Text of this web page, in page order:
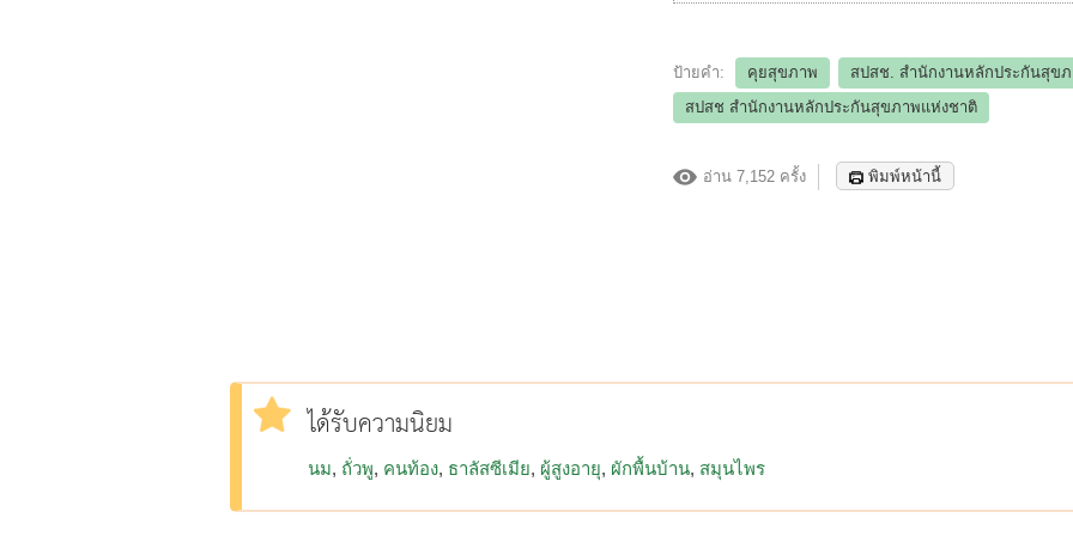
ป้ายคำ: คุยสุขภาพ
สปสช. สำนักงานหลักประกันสุข
สปสช สำนักงานหลักประกันสุขภาพแห่งชาติ
อ่าน 7,152 ครั้ง พิมพ์หน้านี้
ได้รับความนิยม
นม ถั่วพู คนท้อง ธาลัสซีเมีย ผู้สูงอายุ ผักพื้นบ้าน สมุนไพร